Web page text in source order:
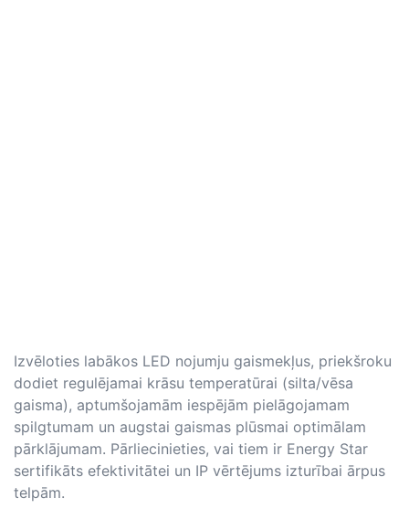
Izvēloties labākos LED nojumju gaismekļus, priekšroku
dodiet regulējamai krāsu temperatūrai (silta/vēsa
gaisma), aptumšojamām iespējām pielāgojamam
spilgtumam un augstai gaismas plūsmai optimālam
pārklājumam. Pārliecinieties, vai tiem ir Energy Star
sertifikāts efektivitātei un IP vērtējums izturībai ārpus
telpām.